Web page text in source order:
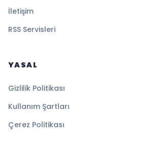
İletişim
RSS Servisleri
YASAL
Gizlilik Politikası
Kullanım Şartları
Çerez Politikası